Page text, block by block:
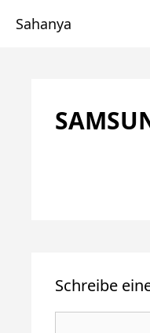
Sahanya
Schreibe